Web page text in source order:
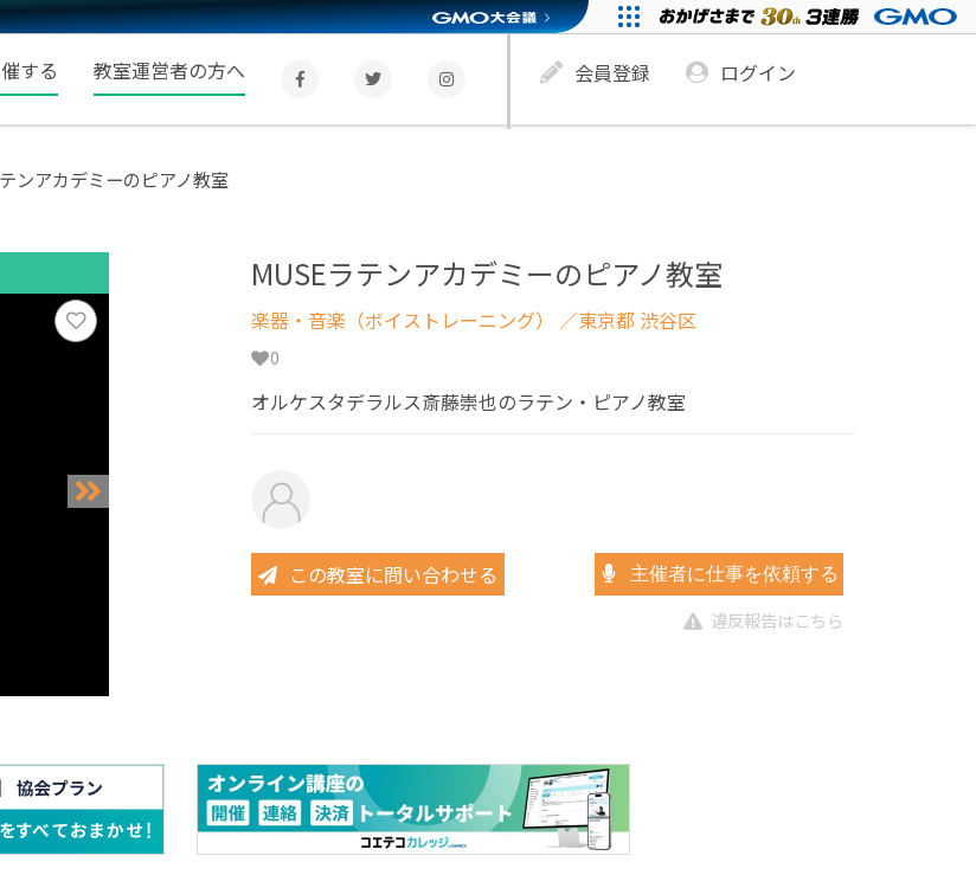
する 教室運営者の方へ 会員登録 ログイン
ンアカデミーのピアノ教室
MUSEラテンアカデミーのピアノ教室
楽器・音楽（ボイストレーニング） ／東京都 渋谷区
0
オルケスタデラルス斎藤崇也のラテン・ピアノ教室
この教室に問い合わせる 主催者に仕事を依頼する
違反報告はこちら